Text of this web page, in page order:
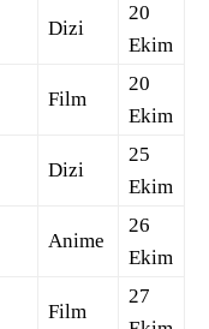
Dizi
20
Ekim
Film
20
Ekim
Dizi
25
Ekim
Anime
26
Ekim
Film
27